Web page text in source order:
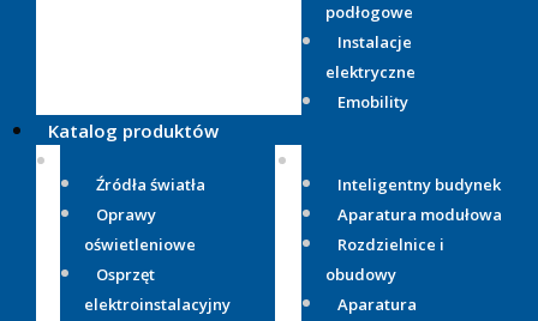
podłogowe
Instalacje
elektryczne
Emobility
Katalog produktów
Źródła światła
Oprawy
oświetleniowe
Osprzęt
elektroinstalacyjny
Inteligentny budynek
Aparatura modułowa
Rozdzielnice i
obudowy
Aparatura